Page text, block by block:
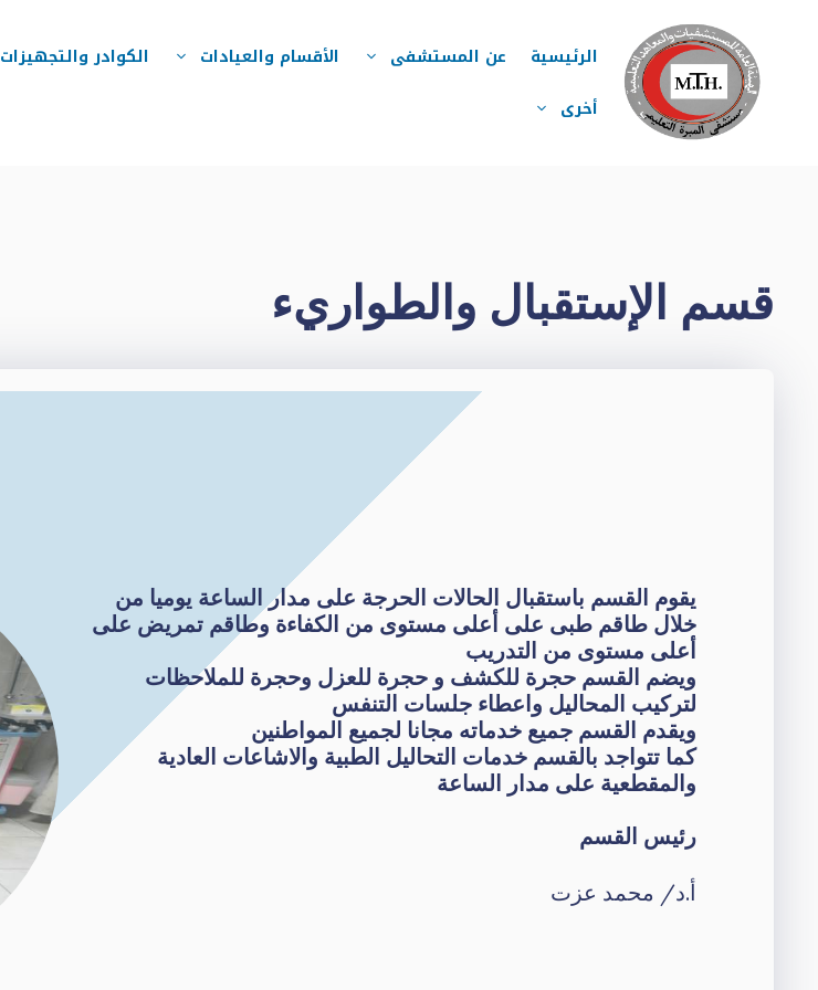
المحتوى
الرئيسية عن المستشفى الأقسام والعيادات الكوادر والتجهيزات
أخرى
قسم الإستقبال والطواريء
يقوم القسم باستقبال الحالات الحرجة على مدار الساعة يوميا من
خلال طاقم طبى على أعلى مستوى من الكفاءة وطاقم تمريض على
أعلى مستوى من التدريب
ويضم القسم حجرة للكشف و حجرة للعزل وحجرة للملاحظات
لتركيب المحاليل واعطاء جلسات التنفس
ويقدم القسم جميع خدماته مجانا لجميع المواطنين
كما تتواجد بالقسم خدمات التحاليل الطبية والاشاعات العادية
والمقطعية على مدار الساعة
رئيس القسم
أ.د/ محمد عزت